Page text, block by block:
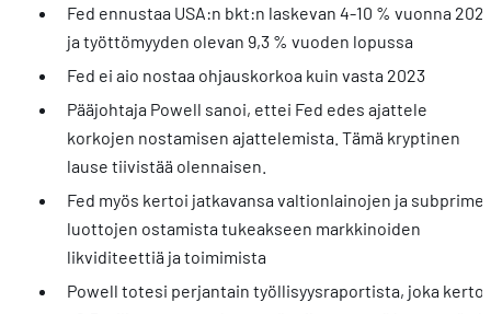
Fed ennustaa USA:n bkt:n laskevan 4-10 % vuonna
ja työttömyyden olevan 9,3 % vuoden lopussa
Fed ei aio nostaa ohjauskorkoa kuin vasta 2023
Pääjohtaja Powell sanoi, ettei Fed edes ajattele
korkojen nostamisen ajattelemista. Tämä kryptinen
lause tiivistää olennaisen.
Fed myös kertoi jatkavansa valtionlainojen ja subprime-
luottojen ostamista tukeakseen markkinoiden
likviditeettiä ja toimimista
Powell totesi perjantain työllisyysraportista, joka kertoi